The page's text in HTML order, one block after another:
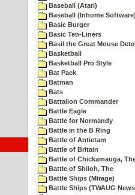
Baseball (Atari)
Baseball (Inhome
Basic Burger
Basic Ten-Liners
Basil the Great Mouse
Basketball
Basketball Pro Style
Bat Pack
Batman
Bats
Battalion Commander
Battle Eagle
Battle for Normandy
Battle in the B Ring
Battle of Antietam
Battle of Britain
Battle of Chickamauga,
Battle of Shiloh, The
Battle Ships (Mirage)
Battle Ships (TWAUG